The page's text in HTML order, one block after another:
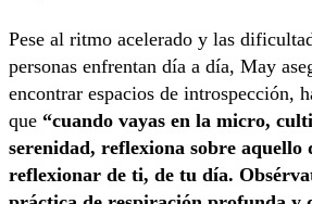
Pese al ritmo acelerado y las
personas enfrentan día a día, May
encontrar espacios de introspección,
que “cuando vayas en la micro,
serenidad, reflexiona sobre aquello
reflexionar de ti, de tu día.